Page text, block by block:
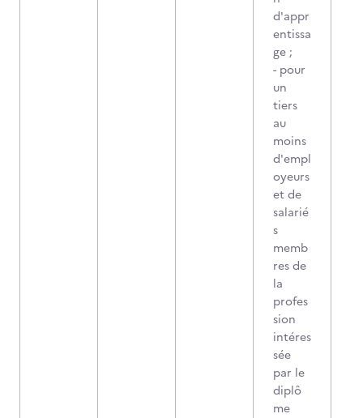
d'appr
entissa
ge ;
- pour
un
tiers
au
moins
d'empl
oyeurs
et de
salarié
s
memb
res de
la
profes
sion
intéres
sée
par le
diplô
me